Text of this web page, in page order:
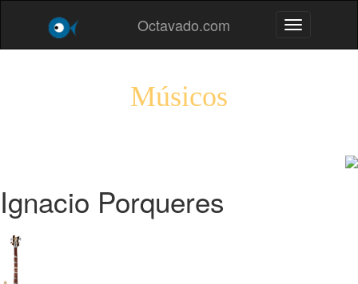
Octavado.com Toggle
Músicos
Ignacio Porqueres